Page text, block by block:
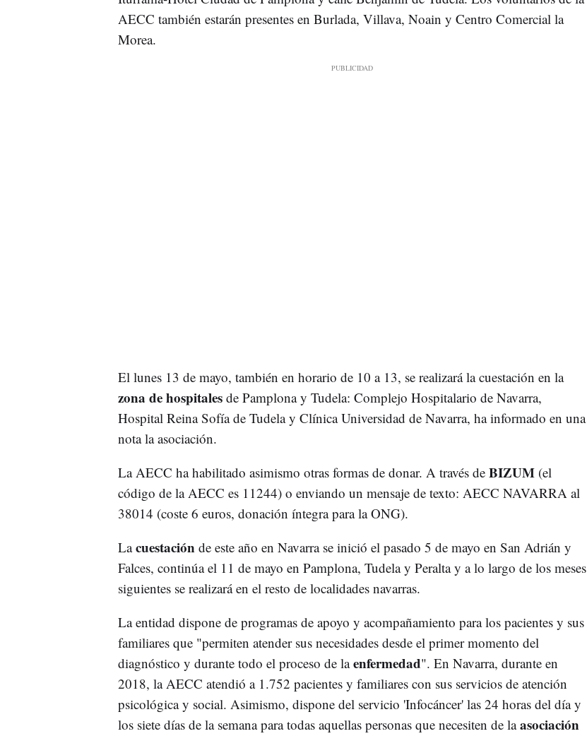
AECC también estarán presentes en Burlada, Villava, Noain y Centro Comercial la
Morea.
El lunes 13 de mayo, también en horario de 10 a 13, se realizará la cuestación en la
zona de hospitalesde Pamplona y Tudela: Complejo Hospitalario de Navarra,
Hospital Reina Sofía de Tudela y Clínica Universidad de Navarra, ha informado en una
nota la asociación.
La AECC ha habilitado asimismo otras formas de donar. A través de BIZUM(el
código de la AECC es 11244) o enviando un mensaje de texto: AECC NAVARRA al
38014 (coste 6 euros, donación íntegra para la ONG).
Lacuestación de este año en Navarra se inició el pasado 5 de mayo en San Adrián y
Falces, continúa el 11 de mayo en Pamplona, Tudela y Peralta y a lo largo de los meses
siguientes se realizará en el resto de localidades navarras.
La entidad dispone de programas de apoyo y acompañamiento para los pacientes y sus
familiares que "permiten atender sus necesidades desde el primer momento del
diagnóstico y durante todo el proceso de laenfermedad". En Navarra, durante en
2018, la AECC atendió a 1.752 pacientes y familiares con sus servicios de atención
psicológica y social. Asimismo, dispone del servicio 'Infocáncer' las 24 horas del día y
los siete días de la semana para todas aquellas personas que necesiten de laasociación